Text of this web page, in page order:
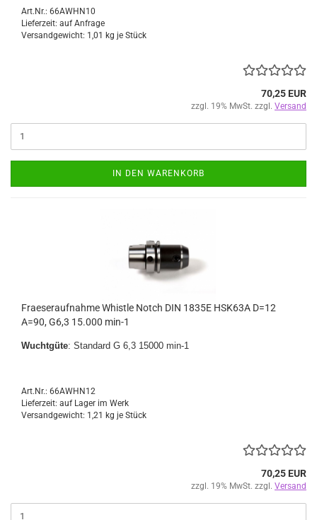
Art.Nr.: 66AWHN10
Lieferzeit: auf Anfrage
Versandgewicht: 1,01 kg je Stück
70,25 EUR
zzgl. 19% MwSt. zzgl. Versand
IN DEN WARENKORB
Fraeseraufnahme Whistle Notch DIN 1835E HSK63A D=12
A=90, G6,3 15.000 min-1
Wuchtgüte: Standard G 6,3 15000 min-1
Art.Nr.: 66AWHN12
Lieferzeit: auf Lager im Werk
Versandgewicht: 1,21 kg je Stück
70,25 EUR
zzgl. 19% MwSt. zzgl. Versand